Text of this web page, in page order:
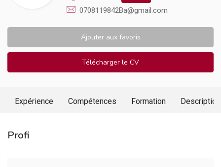
0708119842Ba@gmail.com
Ajouter aux favoris
Télécharger le CV
Expérience Compétences Formation Description
Profi